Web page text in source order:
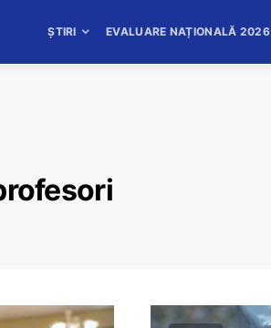
ȘTIRI EVALUARE NAȚIONALĂ 2026